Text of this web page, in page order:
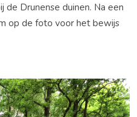
Drunense duinen. Na een
op de foto voor het bewijs